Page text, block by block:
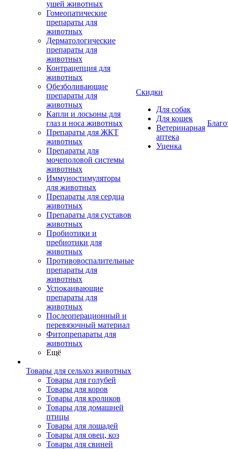
ушей животных
Гомеопатические
препараты для
животных
Дерматологические
препараты для
животных
Контрацепция для
животных
Обезболивающие
препараты для
животных
Капли и лосьоны для
глаз и носа животных
Препараты для ЖКТ
животных
Препараты для
мочеполовой системы
животных
Иммуностимуляторы
для животных
Препараты для сердца
животных
Препараты для суставов
животных
Пробиотики и
пребиотики для
животных
Противовоспалительные
препараты для
животных
Успокаивающие
препараты для
животных
Послеоперационный и
перевязочный материал
Фитопрепараты для
животных
Ещё
Товары для сельхоз животных
Товары для голубей
Товары для коров
Товары для кроликов
Товары для домашней
птицы
Товары для лошадей
Товары для овец, коз
Товары для свиней
Скидки
Для собак
Для кошек
Ветеринарная
аптека
Уценка